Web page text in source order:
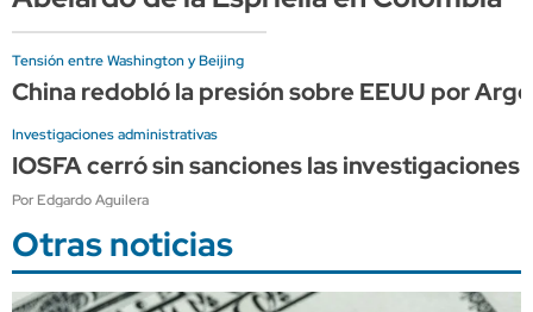
Tensión entre Washington y Beijing
China redobló la presión sobre EEUU por
Investigaciones administrativas
IOSFA cerró sin sanciones las
Por Edgardo Aguilera
Otras noticias